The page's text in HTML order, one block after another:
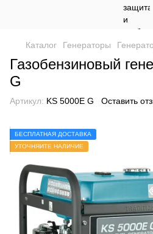
Каталог Генераторы
Газобензиновый
G
Артикул: KS 5000E G Оставить
БЕСПЛАТНАЯ ДОСТАВКА
УТОЧНЯЙТЕ НАЛИЧИЕ